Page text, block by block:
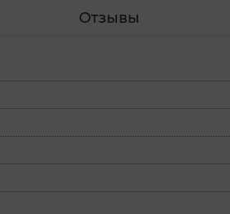
Отзывы